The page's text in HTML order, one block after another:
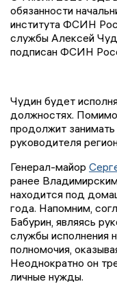
обязанности
института ФСИН
службы Алексей
подписан ФСИН
Чудин будет
должностях.
продолжит
руководителя
Генерал-майор
ранее
находится под
года. Напомним,
Бабурин, являясь
службы исполнения
полномочия,
Неоднократно он
личные нужды.